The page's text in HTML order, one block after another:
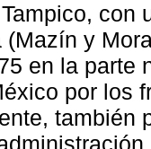
con
(Mazín y
en la parte
por los
también